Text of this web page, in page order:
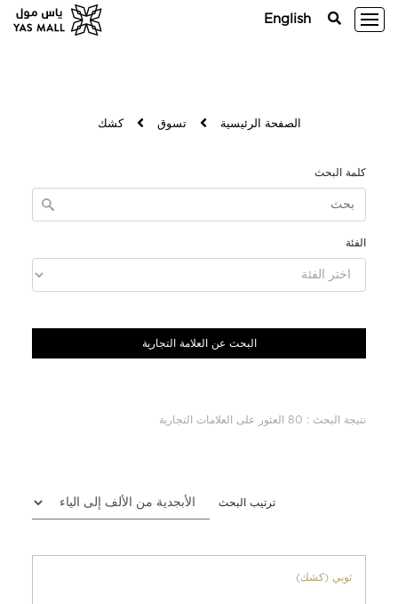
English
الصفحة الرئيسية تسوق كشك
كلمة البحث
الفئة
نتيجة البحث : 80 العثور على العلامات التجارية
ترتيب البحث
ثوبي (كشك)